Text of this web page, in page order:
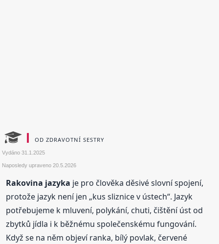
OD ZDRAVOTNÍ SESTRY
Vydáno31.1.2025
Naposledy upraveno20.5.2026
Rakovina jazyka je pro člověka děsivé slovní spojení,
protože jazyk není jen „kus sliznice v ústech“. Jazyk
potřebujeme k mluvení, polykání, chuti, čištění úst od
zbytků jídla i k běžnému společenskému fungování.
Když se na něm objeví ranka, bílý povlak, červené